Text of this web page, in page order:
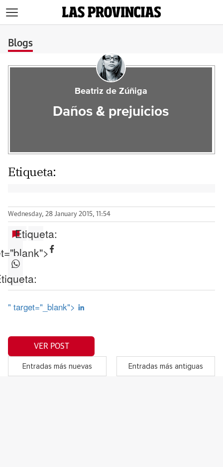
Blogs
Beatriz de Zúñiga
Daños & prejuicios
Etiqueta:
Wednesday, 28 January 2015, 11:54
Etiqueta:
" target="_blank">
VER POST
Entradas más nuevas Entradas más antiguas